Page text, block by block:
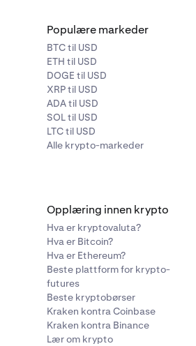
Populære markeder
BTC til USD
ETH til USD
DOGE til USD
XRP til USD
ADA til USD
SOL til USD
LTC til USD
Alle krypto-markeder
Opplæring innen krypto
Hva er kryptovaluta?
Hva er Bitcoin?
Hva er Ethereum?
Beste plattform for krypto-
futures
Beste kryptobørser
Kraken kontra Coinbase
Kraken kontra Binance
Lær om krypto